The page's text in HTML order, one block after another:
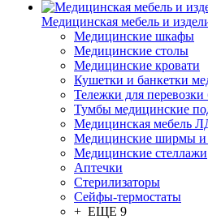
Медицинская мебель и
Медицинские шкафы
Медицинские столы
Медицинские кровати
Кушетки и банкетки
Тележки для
Тумбы медицинские
Медицинская мебель
Медицинские ширмы и
Медицинские стеллажи
Аптечки
Стерилизаторы
Сейфы-термостаты
+ ЕЩЕ 9